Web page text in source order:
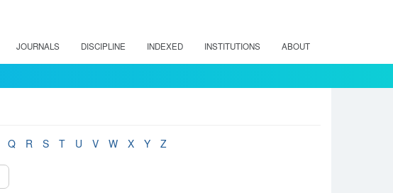
JOURNALS DISCIPLINE INDEXED INSTITUTIONS ABOUT
Q R S T U V W X Y Z